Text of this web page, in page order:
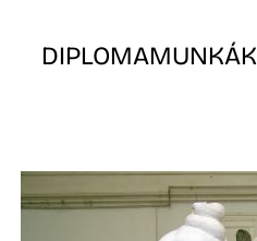
DIPLOMAMUNKÁK